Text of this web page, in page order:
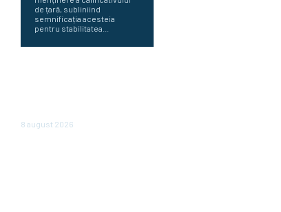
de țară, subliniind
semnificația acesteia
pentru stabilitatea...
8 august 2026